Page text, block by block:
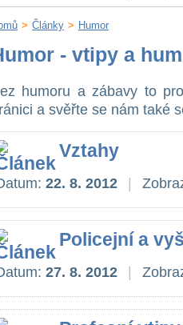
> Články > Humor
- vtipy a
humoru a zábavy to
a svěřte se nám také
Vztahy
22. 8. 2012
Policejní a
27. 8. 2012